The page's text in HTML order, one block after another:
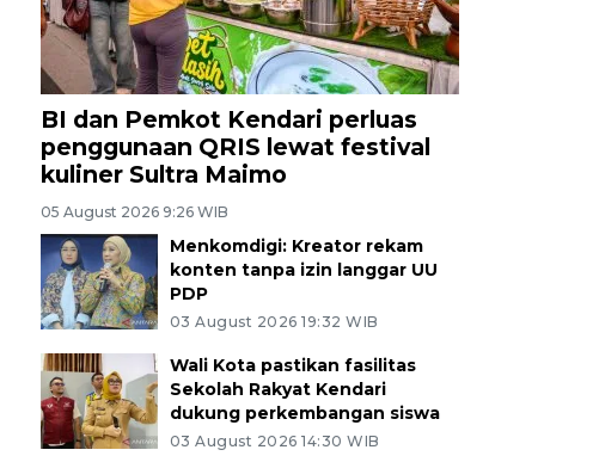
BI dan Pemkot Kendari perluas
penggunaan QRIS lewat festival
kuliner Sultra Maimo
05 August 2026 9:26 WIB
Menkomdigi: Kreator rekam
konten tanpa izin langgar UU
PDP
03 August 2026 19:32 WIB
Wali Kota pastikan fasilitas
Sekolah Rakyat Kendari
dukung perkembangan siswa
03 August 2026 14:30 WIB